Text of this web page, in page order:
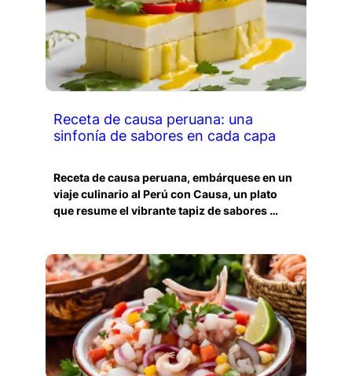
Receta de causa peruana: una
sinfonía de sabores en cada capa
Receta de causa peruana, embárquese en un
viaje culinario al Perú con Causa, un plato
que resume el vibrante tapiz de sabores …